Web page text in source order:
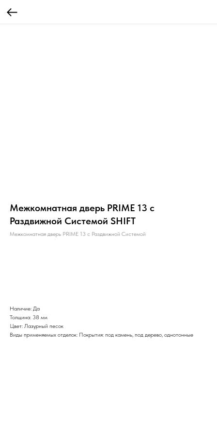
Межкомнатная дверь PRIME 13 с
Раздвижной Системой SHIFT
Межкомнатная дверь PRIME 13 с Раздвижной Системой
Наличие: Да
Толщина: 38 мм
Цвет: Лазурный песок
Виды применяемых отделок: Покрытия: под камень, под дерево, однотонные